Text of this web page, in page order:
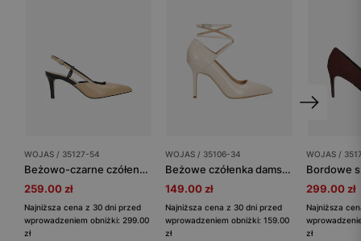
WOJAS / 35127-54
Beżowo-czarne czółenka z odkrytą piętą
259.00 zł
Najniższa cena z 30 dni przed
wprowadzeniem obniżki: 299.00
zł
WOJAS / 35106-34
Beżowe czółenka damskie z długim paskiem oplatającym kostkę
149.00 zł
Najniższa cena z 30 dni przed
wprowadzeniem obniżki: 159.00
zł
WOJAS /
299.00 zł
Najniższa
zł